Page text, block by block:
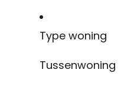
Type woning
Tussenwoning